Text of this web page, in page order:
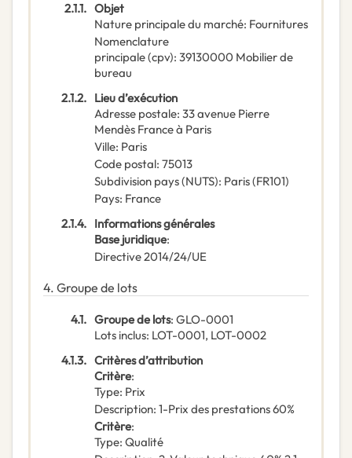
2.1.1. Objet
Nature principale du marché: Fournitures
Nomenclature
principale(cpv): 39130000 Mobilier de
bureau
2.1.2. Lieu d’exécution
Adresse postale: 33 avenue Pierre
Mendès France à Paris
Ville: Paris
Code postal: 75013
Subdivision pays (NUTS): Paris(FR101)
Pays: France
2.1.4. Informations générales
Base juridique:
Directive 2014/24/UE
4. Groupe de lots
4.1. Groupe de lots: GLO-0001
Lots inclus: LOT-0001, LOT-0002
4.1.3. Critères d’attribution
Critère:
Type: Prix
Description: 1-Prix des prestations 60%
Critère:
Type: Qualité